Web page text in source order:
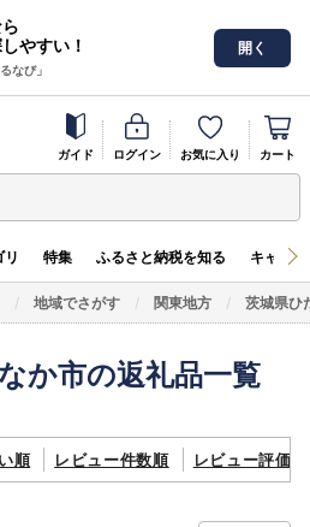
やすい！
なび」
開く
ガイド ログイン お気に入り カート
リ 特集 ふるさと納税を知る キャン
地域でさがす 関東地方 茨城県ひ
か市の返礼品一覧
順 レビュー件数順 レビュー評価順